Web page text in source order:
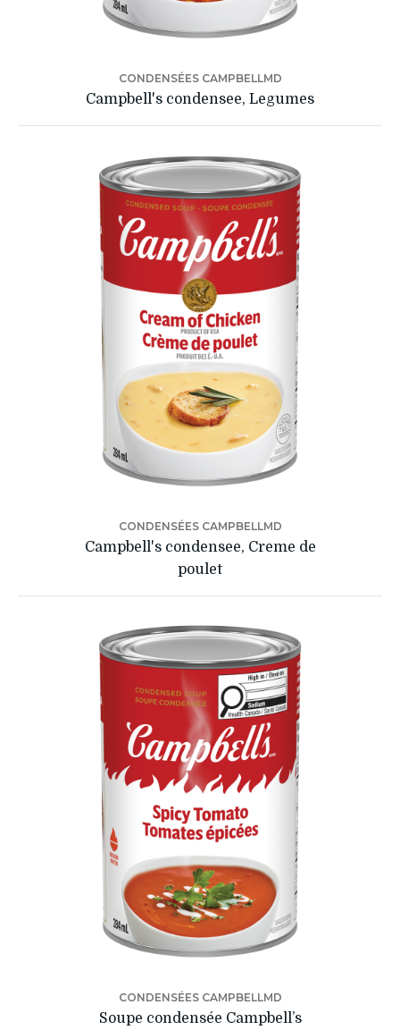
CONDENSÉES CAMPBELLMD
Campbell's condensee, Legumes
CONDENSÉES CAMPBELLMD
Campbell's condensee, Creme de
poulet
CONDENSÉES CAMPBELLMD
Soupe condensée Campbell’s